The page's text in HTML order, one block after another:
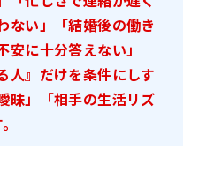
ない」「結婚後の働き
に十分答えない」
人』だけを条件にしす
昧」「相手の生活リズ